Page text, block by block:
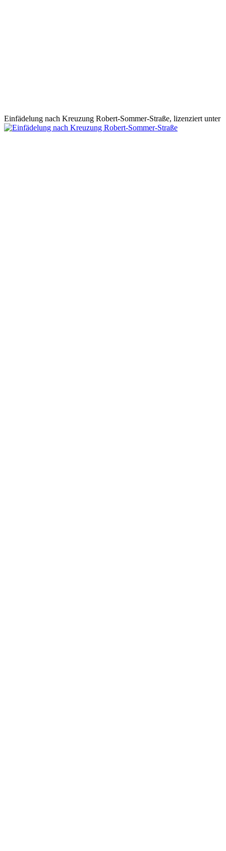
Einfädelung nach Kreuzung Robert-Sommer-Straße, lizenziert unter